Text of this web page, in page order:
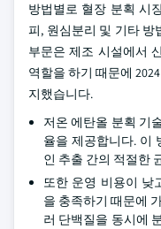
방법별로 혈장 분획 시
피, 원심분리 및 기타 방
부문은 제조 시설에서
역할을 하기 때문에
지했습니다.
저온 에탄올 분획 기
율을 제공합니다. 이
인 추출 간의 적절한
또한 운영 비용이 낮
을 충족하기 때문에
러 단백질을 동시에